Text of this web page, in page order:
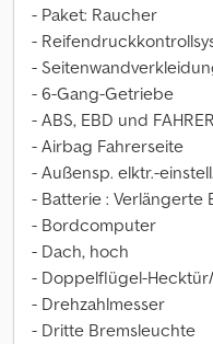
- Paket: Raucher
-
-
- 6-Gang-Getriebe
- ABS, EBD und
- Airbag Fahrerseite
- Außensp. elktr.-
- Batterie : Verlängerte
- Bordcomputer
- Dach, hoch
- Doppelflügel-
- Drehzahlmesser
- Dritte Bremsleuchte